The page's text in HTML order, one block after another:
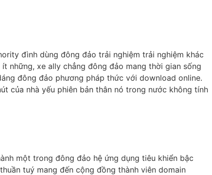
đình dùng đông đảo trải nghiệm trải nghiệm khác
những, xe ally chẳng đông đảo mang thời gian sống
đông đảo phương pháp thức với download online.
của nhà yếu phiên bản thân nó trong nước không tính
một trong đông đảo hệ ứng dụng tiêu khiển bậc
tuý mang đến cộng đồng thành viên domain